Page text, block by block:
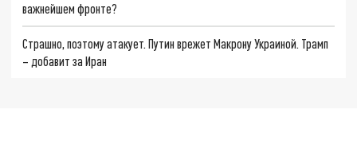
важнейшем фронте?
Страшно, поэтому атакует. Путин врежет Макрону Украиной. Трамп
– добавит за Иран